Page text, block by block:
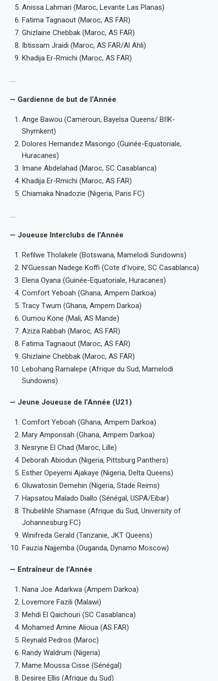
Anissa Lahmari (Maroc, Levante Las Planas)
Fatima Tagnaout (Maroc, AS FAR)
Ghizlaine Chebbak (Maroc, AS FAR)
Ibtissam Jraidi (Maroc, AS FAR/Al Ahli)
Khadija Er-Rmichi (Maroc, AS FAR)
….
— Gardienne de but de l’Année
Ange Bawou (Cameroun, Bayelsa Queens/ BIIK-
Shymkent)
Dolores Hernandez Masongo (Guinée-Equatoriale,
Huracanes)
Imane Abdelahad (Maroc, SC Casablanca)
Khadija Er-Rmichi (Maroc, AS FAR)
Chiamaka Nnadozie (Nigeria, Paris FC)
….
— Joueuse Interclubs de l’Année
Refilwe Tholakele (Botswana, Mamelodi Sundowns)
N’Guessan Nadege Koffi (Cote d’Ivoire, SC Casablanca)
Elena Oyana (Guinée-Equatoriale, Huracanes)
Comfort Yeboah (Ghana, Ampem Darkoa)
Tracy Twum (Ghana, Ampem Darkoa)
Oumou Kone (Mali, AS Mande)
Aziza Rabbah (Maroc, AS FAR)
Fatima Tagnaout (Maroc, AS FAR)
Ghizlaine Chebbak (Maroc, AS FAR)
Lebohang Ramalepe (Afrique du Sud, Mamelodi
Sundowns)
— Jeune Joueuse de l’Année (U21)
Comfort Yeboah (Ghana, Ampem Darkoa)
Mary Amponsah (Ghana, Ampem Darkoa)
Nesryne El Chad (Maroc, Lille)
Deborah Abiodun (Nigeria, Pittsburg Panthers)
Esther Opeyemi Ajakaye (Nigeria, Delta Queens)
Oluwatosin Demehin (Nigeria, Stade Reims)
Hapsatou Malado Diallo (Sénégal, USPA/Eibar)
Thubelihle Shamase (Afrique du Sud, University of
Johannesburg FC)
Winifreda Gerald (Tanzanie, JKT Queens)
Fauzia Najjemba (Ouganda, Dynamo Moscow)
— Entraîneur de l’Année
Nana Joe Adarkwa (Ampem Darkoa)
Lovemore Fazili (Malawi)
Mehdi El Qaichouri (SC Casablanca)
Mohamed Amine Alioua (AS FAR)
Reynald Pedros (Maroc)
Randy Waldrum (Nigeria)
Mame Moussa Cisse (Sénégal)
Desiree Ellis (Afrique du Sud)